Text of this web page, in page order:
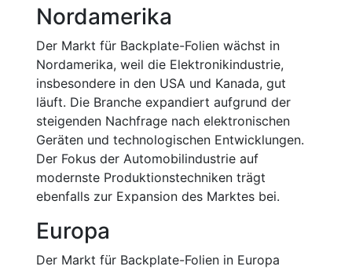
Nordamerika
Der Markt für Backplate-Folien wächst in
Nordamerika, weil die Elektronikindustrie,
insbesondere in den USA und Kanada, gut
läuft. Die Branche expandiert aufgrund der
steigenden Nachfrage nach elektronischen
Geräten und technologischen Entwicklungen.
Der Fokus der Automobilindustrie auf
modernste Produktionstechniken trägt
ebenfalls zur Expansion des Marktes bei.
Europa
Der Markt für Backplate-Folien in Europa